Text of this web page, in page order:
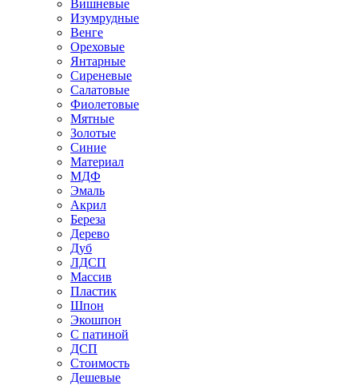
Вишневые
Изумрудные
Венге
Ореховые
Янтарные
Сиреневые
Салатовые
Фиолетовые
Мятные
Золотые
Синие
Материал
МДФ
Эмаль
Акрил
Береза
Дерево
Дуб
ЛДСП
Массив
Пластик
Шпон
Экошпон
С патиной
ДСП
Стоимость
Дешевые